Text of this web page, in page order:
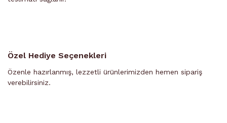
Özel Hediye Seçenekleri
Özenle hazırlanmış, lezzetli ürünlerimizden hemen sipariş
verebilirsiniz.